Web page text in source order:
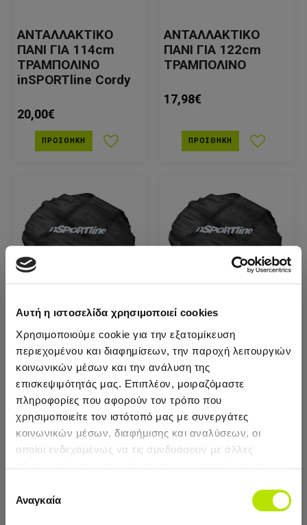
Αυτή η ιστοσελίδα χρησιμοποιεί cookies
Χρησιμοποιούμε cookie για την εξατομίκευση
περιεχομένου και διαφημίσεων, την παροχή λειτουργιών
κοινωνικών μέσων και την ανάλυση της
επισκεψιμότητάς μας. Επιπλέον, μοιραζόμαστε
πληροφορίες που αφορούν τον τρόπο που
χρησιμοποιείτε τον ιστότοπό μας με συνεργάτες
κοινωνικών μέσων, διαφήμισης και αναλύσεων, οι
οποίοι ενδεχομένως να τις συνδυάσουν με άλλες
των υπηρεσιών τους.
συγκατάθεσης
Αναγκαία
Newsletter
ΑΝΤΑΛΛΑΚΤΙΚΟ
ΠΑΝΙ ΓΙΑ 114cm
ΤΡΑΜΠΟΛΙΝΟ
inSPORTline Cordy
20,00€
ΠΡΟΣΘΉΚΗ
ΑΝΤΑΛΛΑΚΤΙΚΟ
ΠΑΝΙ ΓΙΑ 122cm
ΤΡΑΜΠΟΛΙΝΟ
17,98€
ΠΡΟΣΘΉΚΗ
ΑΝΤΑΛΛΑΚΤΙΚΟ
ΠΑΝΙ ΓΙΑ 140CM
ΤΡΑΜΠΟΛΙΝΟ
21,08€
ΠΡΟΣΘΉΚΗ
ΑΝΤΑΛΛΑΚΤΙΚΟ
ΠΑΝΙ ΓΙΑ 183cm
ΤΡΑΜΠΟΛΙΝΟ
(FROGGY)
32,24€
ΠΡΟΣΘΉΚΗ